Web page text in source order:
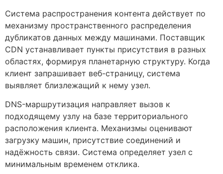
Система распространения контента действует по
механизму пространственного распределения
дубликатов данных между машинами. Поставщик
CDN устанавливает пункты присутствия в разных
областях, формируя планетарную структуру. Когда
клиент запрашивает веб-страницу, система
выявляет близлежащий к нему узел.
DNS-маршрутизация направляет вызов к
подходящему узлу на базе территориального
расположения клиента. Механизмы оценивают
загрузку машин, присутствие соединений и
надёжность связи. Система определяет узел с
минимальным временем отклика.